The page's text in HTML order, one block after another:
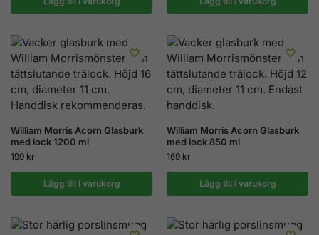
William Morris Acorn Glasburk
med lock 1200 ml
199 kr
Lägg till i varukorg
William Morris Acorn Glasburk
med lock 850 ml
169 kr
Lägg till i varukorg